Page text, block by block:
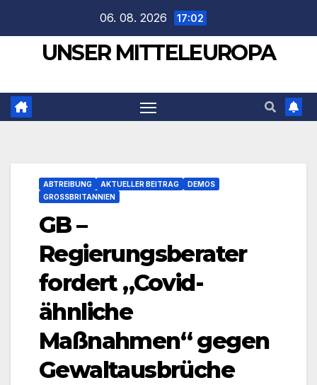
springen
06. 08. 2026 17:02
UNSER MITTELEUROPA
ABTREIBUNG AKTUELLER BEITRAG
DEMOS
GROSSBRITANNIEN
GB –
Regierungsberater
fordert „Covid-
ähnliche
Maßnahmen“ gegen
Gewaltausbrüche